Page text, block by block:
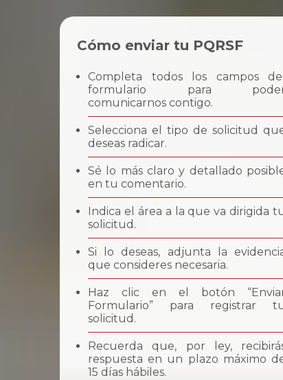
Cómo enviar tu PQRSF
Completa todos los campos del
formulario para
comunicarnos contigo.
Selecciona el tipo de solicitud
deseas radicar.
Sé lo más claro y detallado
en tu comentario.
Indica el área a la que va dirigida
solicitud.
Si lo deseas, adjunta la
que consideres necesaria.
Haz clic en el botón
Formulario” para registrar
solicitud.
Recuerda que, por ley,
respuesta en un plazo máximo
15 días hábiles.